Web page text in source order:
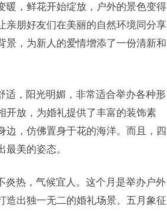
暖，鲜花开始绽放，户外的景色变得
亲朋好友们在美丽的自然环境同分享
景，为新人的爱情增添了一份清新和
适，阳光明媚，非常适合举办各种形
开放，为婚礼提供了丰富的装饰素
边，仿佛置身于花的海洋。而且，四
美的姿态。
炎热，气候宜人。这个月是举办户外
造出独一无二的婚礼场景。五月象征